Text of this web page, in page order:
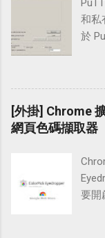
裝置
入
著選
條
腦
入
描
是
提
到「
結
俱
擇
」
台，
「進
網
裸域
「
和私
於
些
「
建立
可
密
編
是變
上
[外掛] Chrome
網頁色碼擷取器
要開
碼